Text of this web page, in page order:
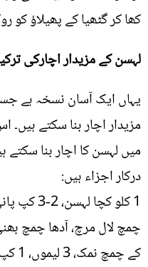
کھا کر گٹھیا کے پھیلاؤ کو
لہسن کے مزیدار اچارکی
یہاں ایک آسان نسخہ ہے
میں لہسن کا اچار بنا سکتے
درکار اجزاء ہیں:
کے چمچ نمک، 3 لیموں، 1 کپ سرسوں کا تیل